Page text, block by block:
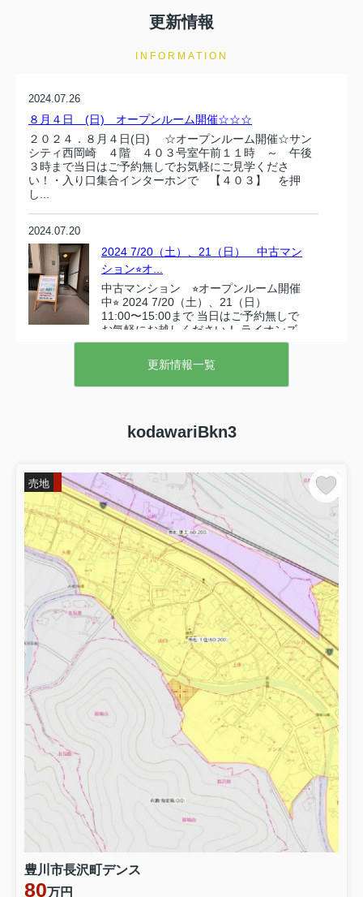
更新情報
INFORMATION
2024.07.26
８月４日 (日) オープンルーム開催☆☆☆
２０２４．８月４日(日) ☆オープンルーム開催☆サン
シティ西岡崎 ４階 ４０３号室午前１１時 ～ 午後
３時まで当日はご予約無しでお気軽にご見学くださ
い！・入り口集合インターホンで 【４０３】 を押
し...
2024.07.20
2024 7/20（土）、21（日） 中古マン
ション⭐︎オ...
中古マンション ⭐︎オープンルーム開催
中⭐︎ 2024 7/20（土）、21（日）
11:00〜15:00まで 当日はご予約無しで
お気軽にお越しください！ ライオンズ
ガーデン東岡...
１月はイエステーション全国一斉売却
軽にご相談ください！！地域密着・地
元出身の担当者が、お客様に寄り添い
親身にご相談させて頂きます！お...
更新情報一覧
kodawariBkn3
売地
豊川市長沢町デンス
80万円